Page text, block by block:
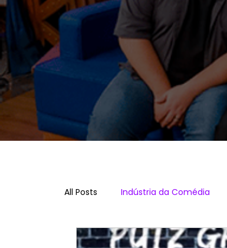
All Posts Indústria da Comédia